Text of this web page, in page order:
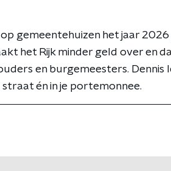
gemeentehuizen het jaar
het Rijk minder geld over en
en burgemeesters. Dennis
én in je portemonnee.